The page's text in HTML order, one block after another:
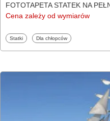
FOTOTAPETA STATEK NA
Cena zależy od wymiarów
Fototapety
Statki Fototapety
Dla chłopców